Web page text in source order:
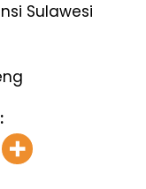
Sulawesi